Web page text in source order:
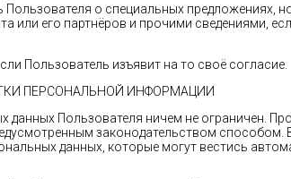
о специальных предложениях,
или его партнёров и прочими сведениями,
Пользователь изъявит на то своё согласие.
ПЕРСОНАЛЬНОЙ ИНФОРМАЦИИ
данных Пользователя ничем не ограничен.
законодательством способом.
данных, которые могут вестись